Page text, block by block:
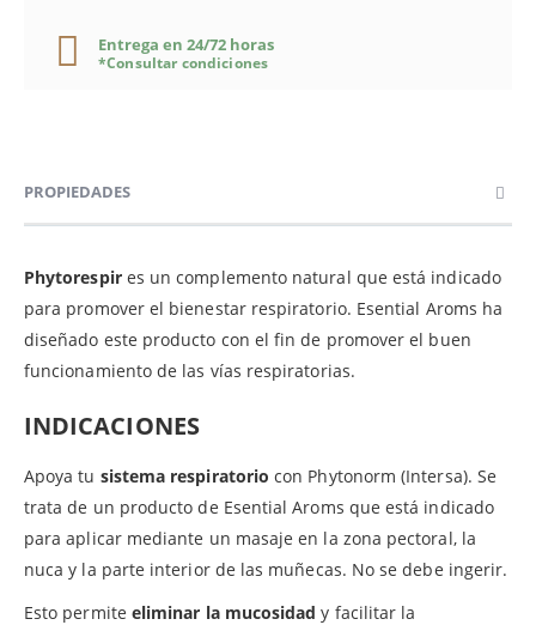
Entrega en 24/72 horas
*Consultar condiciones
PROPIEDADES
Phytorespir es un complemento natural que está indicado
para promover el bienestar respiratorio. Esential Aroms ha
diseñado este producto con el fin de promover el buen
funcionamiento de las vías respiratorias.
INDICACIONES
Apoya tu sistema respiratorio con Phytonorm (Intersa). Se
trata de un producto de Esential Aroms que está indicado
para aplicar mediante un masaje en la zona pectoral, la
nuca y la parte interior de las muñecas. No se debe ingerir.
Esto permite eliminar la mucosidad y facilitar la